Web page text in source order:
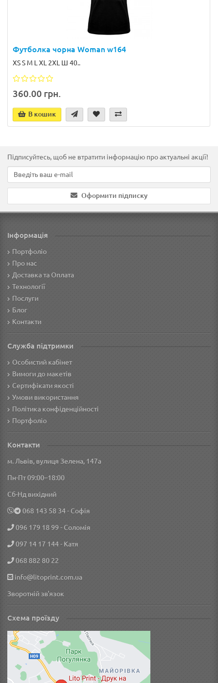
Футболка чорна Woman w164
XS S M L XL 2XL Ш 40..
360.00 грн.
В кошик
Підписуйтесь, щоб не втратити інформацію про актуальні акції!
Оформити підписку
Інформація
Портфоліо
Про нас
Доставка та Оплата
Технології
Послуги
Блог
Контакти
Служба підтримки
Особистий кабінет
Вимоги до макетів
Сертифікати якості
Умови використання
Політика конфіденційності
Портфоліо
Контакти
м. Львів, вулиця Зелена, 147а
Пн-Пт 09:00–18:00
Сб-Нд вихідний
‎068 143 58 34- Софія
096 179 18 99 - Соломія
097 14 17 144- Катя
068 882 80 22
info@litoprint.com.ua
Зворотній зв'язок
Схема проїзду